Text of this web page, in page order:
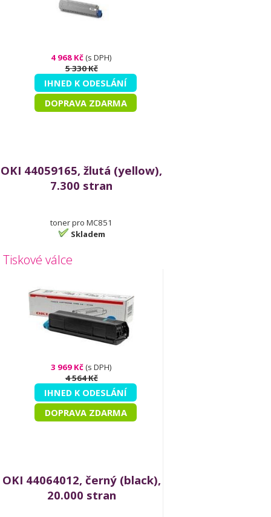
4 968 Kč(s DPH)
5 330 Kč
IHNED K ODESLÁNÍ
DOPRAVA ZDARMA
OKI 44059165, žlutá (yellow),
7.300 stran
toner pro MC851
Skladem
Tiskové válce
3 969 Kč(s DPH)
4 564 Kč
IHNED K ODESLÁNÍ
DOPRAVA ZDARMA
OKI 44064012, černý (black),
20.000 stran